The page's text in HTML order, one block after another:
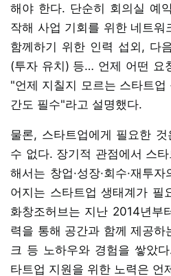
해야 한다. 단순히 회의실 예
작해 사업 기회를 위한 네트워
함께하기 위한 인력 섭외, 다
(투자 유치) 등… 언제 어떤 요
"언제 지칠지 모르는 스타트
간도 필수"라고 설명했다.
물론, 스타트업에게 필요한
수 없다. 장기적 관점에서 스
해서는 창업·성장·회수·재투
어지는 스타트업 생태계가 필
화창조허브는 지난 2014년부
력을 통해 공간과 함께 제공하
크 등 노하우와 경험을 쌓았
타트업 지원을 위한 노력은 언